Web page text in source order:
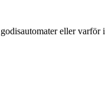
eller varför